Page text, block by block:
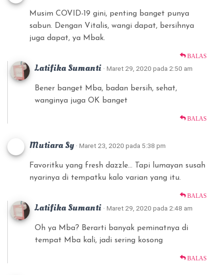
Musim COVID-19 gini, penting banget punya
sabun. Dengan Vitalis, wangi dapat, bersihnya
juga dapat, ya Mbak.
BALAS
Latifika Sumanti · Maret 29, 2020 pada 2:50 am
Bener banget Mba, badan bersih, sehat,
wanginya juga OK banget
BALAS
Mutiara Sy · Maret 23, 2020 pada 5:38 pm
Favoritku yang fresh dazzle… Tapi lumayan susah
nyarinya di tempatku kalo varian yang itu.
BALAS
Latifika Sumanti · Maret 29, 2020 pada 2:48 am
Oh ya Mba? Berarti banyak peminatnya di
tempat Mba kali, jadi sering kosong
BALAS